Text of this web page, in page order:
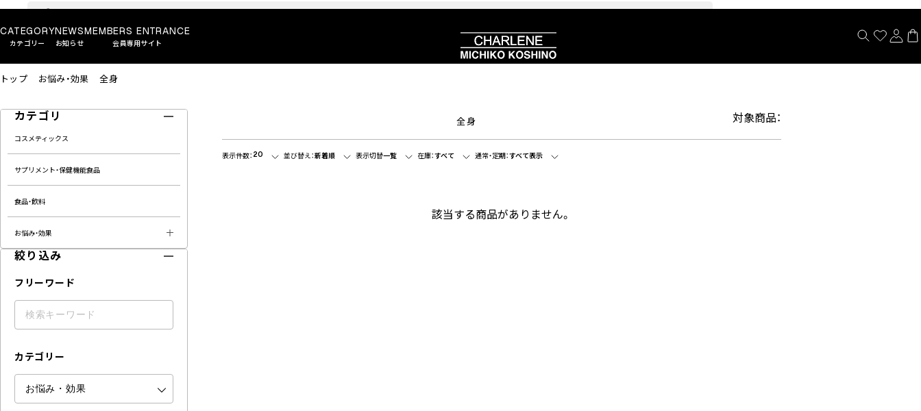
CATEGORY
カテゴリー
NEWS
お知らせ
MEMBERS ENTRANCE
会員専用サイト
トップ お悩み・効果 全身
カテゴリ
コスメティックス
サプリメント・保健機能食品
食品・飲料
お悩み・効果
絞り込み
フリーワード
カテゴリー
全身 対象商品：
表示件数： 20 並び替え：新着順 表示切替一覧 在庫：すべて 通常・定期：すべて表示
該当する商品がありません。